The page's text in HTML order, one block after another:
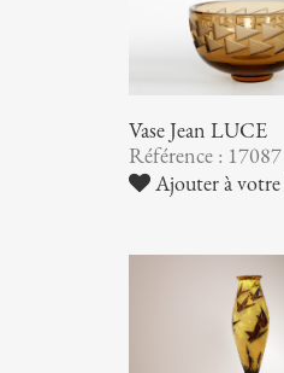
Vase Jean LUCE
Référence : 17087
Ajouter à votre